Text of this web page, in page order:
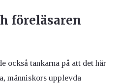
föreläsaren
också tankarna på att det här
människors upplevda